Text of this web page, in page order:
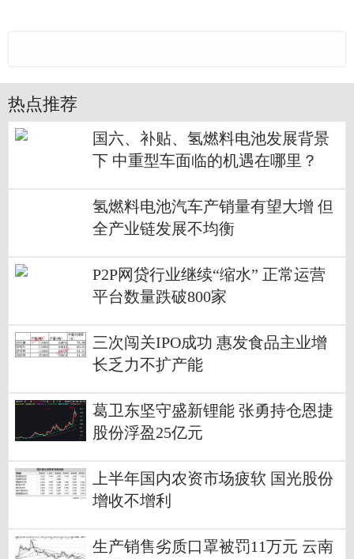
热点推荐
国六、补贴、氢燃料电池发展背景
下 中重型车面临的机遇在哪里？
氢燃料电池汽车产销量有望大增 但
全产业链发展不均衡
P2P网贷行业继续“缩水” 正常运营
平台数量跌破800家
三次闯关IPO成功 惠发食品主业增
长乏力不扩产能
葛卫东坚守盛新锂能 张勇持仓恩捷
股份浮盈25亿元
上半年国内农资市场疲软 国光股份
增收不增利
生产销售劣质口罩被罚11万元 云南